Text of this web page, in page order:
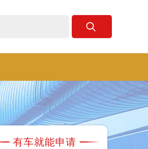
有车就能申请